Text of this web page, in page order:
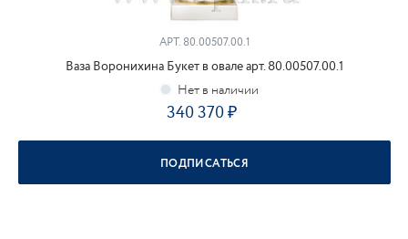
АРТ.80.00507.00.1
Ваза Воронихина Букет в овале арт. 80.00507.00.1
340 370
ПОДПИСАТЬСЯ